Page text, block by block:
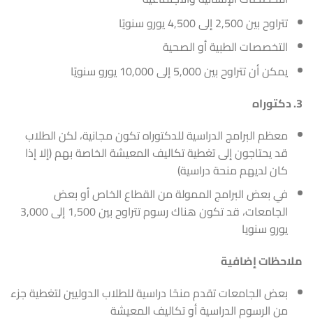
تتراوح بين 2,500 إلى 4,500 يورو سنويًا
التخصصات الطبية أو الصحية
يمكن أن تتراوح بين 5,000 إلى 10,000 يورو سنويًا
3. دكتوراه
معظم البرامج الدراسية للدكتوراه تكون مجانية، لكن الطلاب
قد يحتاجون إلى تغطية تكاليف المعيشة الخاصة بهم (إلا إذا
كان لديهم منحة دراسية)
في بعض البرامج الممولة من القطاع الخاص أو بعض
الجامعات، قد تكون هناك رسوم تتراوح بين 1,500 إلى 3,000
يورو سنويا
ملاحظات إضافية
بعض الجامعات تقدم منحًا دراسية للطلاب الدوليين لتغطية جزء
من الرسوم الدراسية أو تكاليف المعيشة